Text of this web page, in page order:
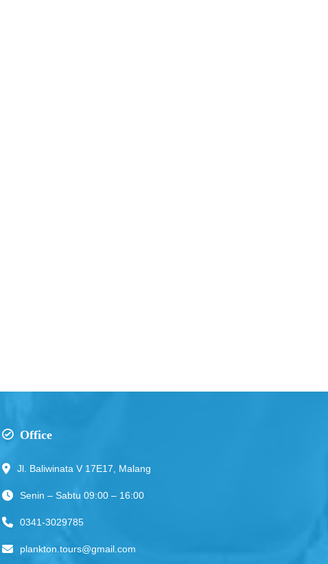
Office
Jl. Baliwinata V 17E17, Malang
Senin – Sabtu 09:00 – 16:00
0341-3029785
plankton.tours@gmail.com